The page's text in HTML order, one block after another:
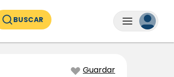
BUSCAR
Guardar